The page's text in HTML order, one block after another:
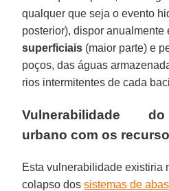
qualquer que seja o evento
posterior), dispor anualmente
superficiais (maior parte) e
poços, das águas
rios intermitentes de cada
Vulnerabilidade
urbano com os
Esta vulnerabilidade existiria
colapso dossistemas de